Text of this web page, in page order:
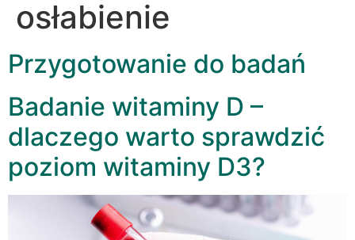
osłabienie
Przygotowanie do badań
Badanie witaminy D –
dlaczego warto sprawdzić
poziom witaminy D3?